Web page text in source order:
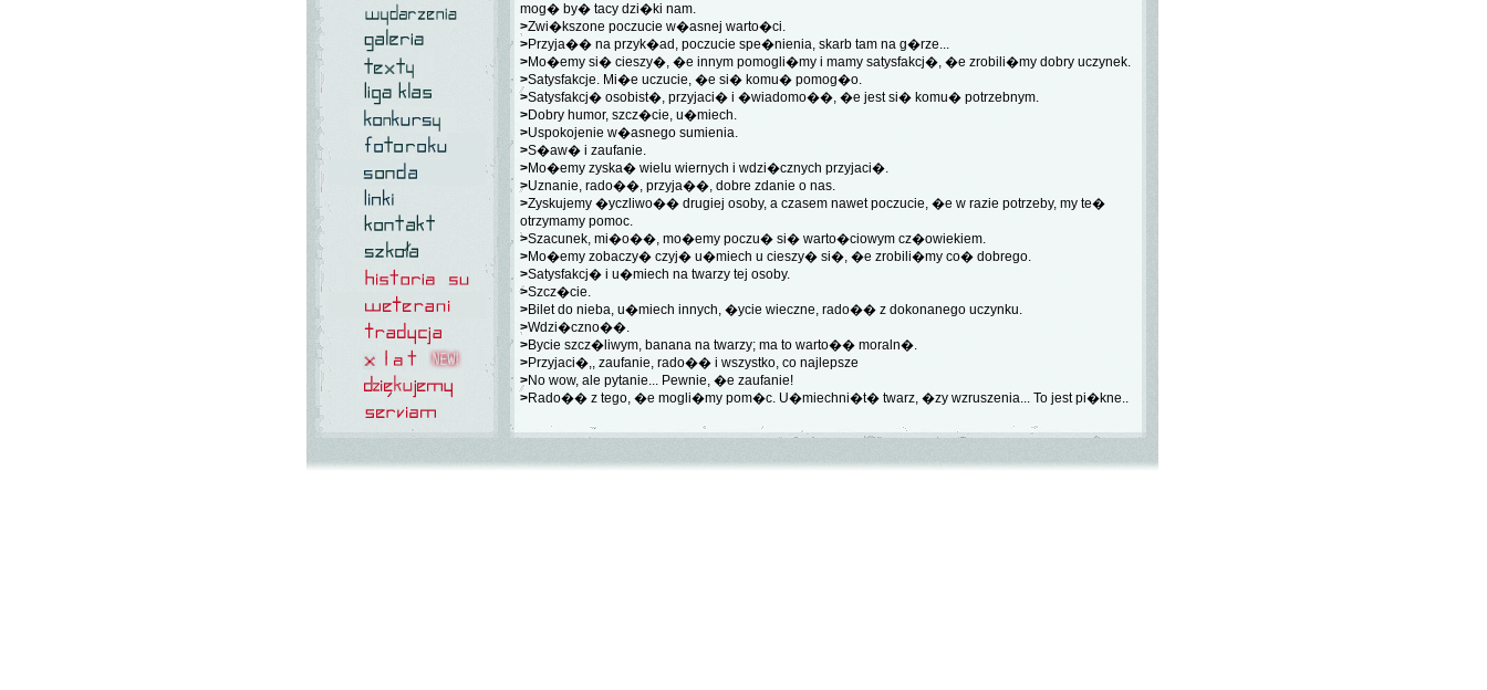
mog� by� tacy dzi�ki nam.
>Zwi�kszone poczucie w�asnej warto�ci.
>Przyja�� na przyk�ad, poczucie spe�nienia, skarb tam na g�rze...
>Mo�emy si� cieszy�, �e innym pomogli�my i mamy satysfakcj�, �e zrobili�my dobry uczynek.
>Satysfakcje. Mi�e uczucie, �e si� komu� pomog�o.
>Satysfakcj� osobist�, przyjaci� i �wiadomo��, �e jest si� komu� potrzebnym.
>Dobry humor, szcz�cie, u�miech.
>Uspokojenie w�asnego sumienia.
>S�aw� i zaufanie.
>Mo�emy zyska� wielu wiernych i wdzi�cznych przyjaci�.
>Uznanie, rado��, przyja��, dobre zdanie o nas.
>Zyskujemy �yczliwo�� drugiej osoby, a czasem nawet poczucie, �e w razie potrzeby, my te�
otrzymamy pomoc.
>Szacunek, mi�o��, mo�emy poczu� si� warto�ciowym cz�owiekiem.
>Mo�emy zobaczy� czyj� u�miech u cieszy� si�, �e zrobili�my co� dobrego.
>Satysfakcj� i u�miech na twarzy tej osoby.
>Szcz�cie.
>Bilet do nieba, u�miech innych, �ycie wieczne, rado�� z dokonanego uczynku.
>Wdzi�czno��.
>Bycie szcz�liwym, banana na twarzy; ma to warto�� moraln�.
>Przyjaci�,, zaufanie, rado�� i wszystko, co najlepsze
>No wow, ale pytanie... Pewnie, �e zaufanie!
>Rado�� z tego, �e mogli�my pom�c. U�miechni�t� twarz, �zy wzruszenia... To jest pi�kne..